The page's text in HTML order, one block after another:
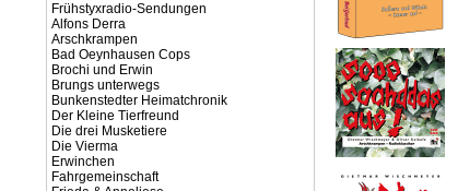
Frühstyxradio-Sendungen
Alfons Derra
Arschkrampen
Bad Oeynhausen Cops
Brochi und Erwin
Brungs unterwegs
Bunkenstedter Heimatchronik
Der Kleine Tierfreund
Die drei Musketiere
Die Vierma
Erwinchen
Fahrgemeinschaft